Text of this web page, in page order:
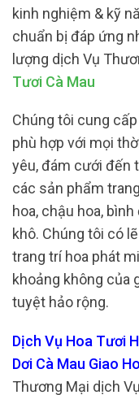
kinh nghiệm & kỹ
chuẩn bị đáp ứng
lượng dịch Vụ
Tươi Cà Mau
Chúng tôi cung
phù hợp với mọi
yêu, đám cưới đến
các sản phẩm
hoa, chậu hoa,
khô. Chúng tôi có
trang trí hoa phát
khoảng không của
tuyệt hảo rộng.
Dịch Vụ Hoa Tươi
Dơi Cà Mau Giao
Thương Mại dịch